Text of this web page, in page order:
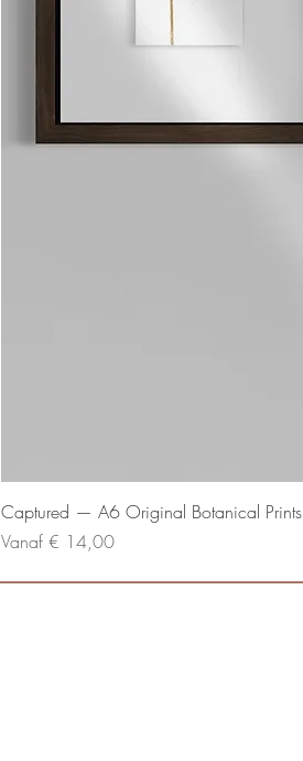
Captured — A6 Original Botanical Prints
Vanaf € 14,00
Verkoopprijs